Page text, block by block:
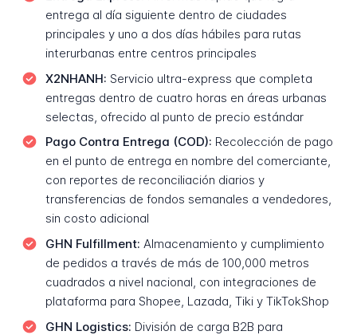
entrega al día siguiente dentro de ciudades
principales y uno a dos días hábiles para rutas
interurbanas entre centros principales
X2NHANH: Servicio ultra-express que completa
entregas dentro de cuatro horas en áreas urbanas
selectas, ofrecido al punto de precio estándar
Pago Contra Entrega (COD): Recolección de pago
en el punto de entrega en nombre del comerciante,
con reportes de reconciliación diarios y
transferencias de fondos semanales a vendedores,
sin costo adicional
GHN Fulfillment: Almacenamiento y cumplimiento
de pedidos a través de más de 100,000 metros
cuadrados a nivel nacional, con integraciones de
plataforma para Shopee, Lazada, Tiki y TikTokShop
GHN Logistics: División de carga B2B para